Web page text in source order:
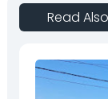
Read Also